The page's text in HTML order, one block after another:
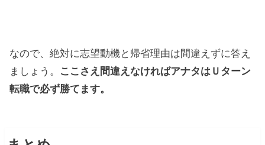
なので、絶対に志望動機と帰省理由は間違えずに答え
ましょう。 ここさえ間違えなければアナタはＵターン
転職で必ず勝てます。